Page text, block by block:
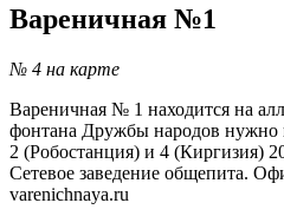
Вареничная №1
№ 4 на карте
Вареничная № 1 находится на
фонтана Дружбы народов нужно
2 (Робостанция) и 4 (Киргизия)
Сетевое заведение общепита.
varenichnaya.ru